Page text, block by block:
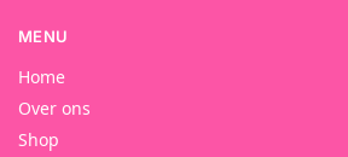
MENU
Home
Over ons
Shop